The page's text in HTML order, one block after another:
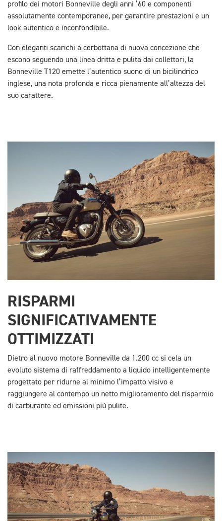
profilo dei motori Bonneville degli anni ’60 e componenti
assolutamente contemporanee, per garantire prestazioni e un
look autentico e inconfondibile.
Con eleganti scarichi a cerbottana di nuova concezione che
escono seguendo una linea dritta e pulita dai collettori, la
Bonneville T120 emette l’autentico suono di un bicilindrico
inglese, una nota profonda e ricca pienamente all’altezza del
suo carattere.
RISPARMI
SIGNIFICATIVAMENTE
OTTIMIZZATI
Dietro al nuovo motore Bonneville da 1.200 cc si cela un
evoluto sistema di raffreddamento a liquido intelligentemente
progettato per ridurne al minimo l’impatto visivo e
raggiungere al contempo un netto miglioramento del risparmio
di carburante ed emissioni più pulite.